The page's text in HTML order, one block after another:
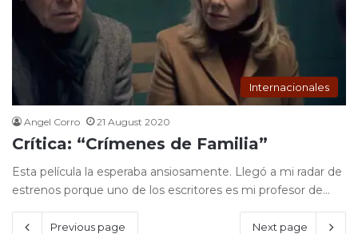
Internacionales
Angel Corro 21 August 2020
Crítica: “Crímenes de Familia”
Esta película la esperaba ansiosamente. Llegó a mi radar de
estrenos porque uno de los escritores es mi profesor de…
Previous page Next page